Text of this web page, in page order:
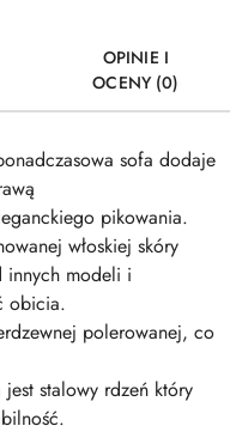
OPINIE I
OCENY (0)
sofa dodaje
pikowania.
włoskiej skóry
innych modeli i
obicia.
polerowanej, co
stalowy rdzeń który